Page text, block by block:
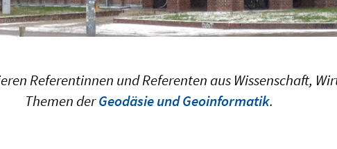
Referentinnen und Referenten aus Wissenschaft,
Themen derGeodäsie und Geoinformatik.